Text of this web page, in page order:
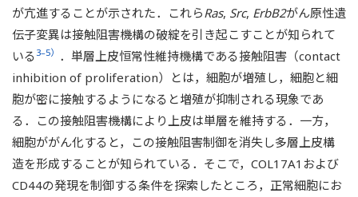
が亢進することが示された．これらRas, Src, ErbB2がん原性遺
伝子変異は接触阻害機構の破綻を引き起こすことが知られて
いる 3–5） ．単層上皮恒常性維持機構である接触阻害（contact
inhibition of proliferation）とは，細胞が増殖し，細胞と細
胞が密に接触するようになると増殖が抑制される現象であ
る．この接触阻害機構により上皮は単層を維持する．一方，
細胞ががん化すると，この接触阻害制御を消失し多層上皮構
造を形成することが知られている．そこで，COL17A1および
CD44の発現を制御する条件を探索したところ，正常細胞にお